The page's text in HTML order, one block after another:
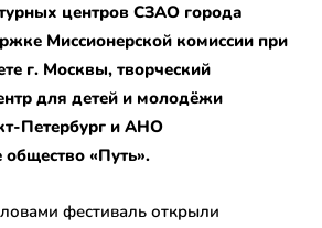
центров СЗАО города
Миссионерской комиссии при
г. Москвы, творческий
для детей и молодёжи
Петербург и АНО
общество «Путь».
фестиваль открыли